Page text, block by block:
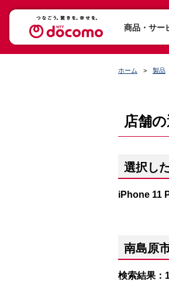
商品・サー
ホーム 製品
店舗
選択し
iPhone 11
南島原
検索結果：